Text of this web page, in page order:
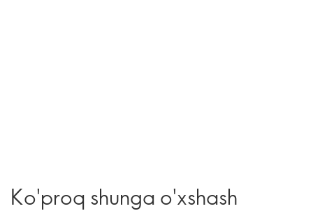
Ko'proq shunga o'xshash